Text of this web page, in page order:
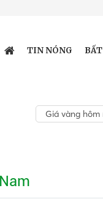
TIN NÓNG
Giá vàng hôm